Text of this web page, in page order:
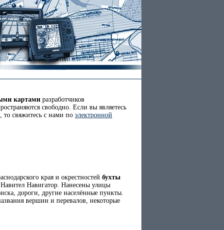
картами разработчиков
свободно. Если вы являетесь
то свяжитесь с нами по электронной
края и окрестностей бухты
Навигатор. Нанесены улицы
дороги, другие населённые пункты.
вершин и перевалов, некоторые